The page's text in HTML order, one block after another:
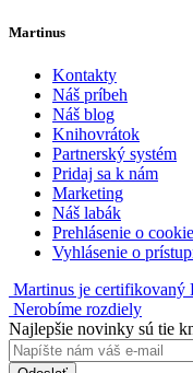
Martinus
Kontakty
Náš príbeh
Náš blog
Knihovrátok
Partnerský systém
Pridaj sa k nám
Marketing
Náš labák
Prehlásenie o
Vyhlásenie o
Martinus je certifikovaný
Nerobíme rozdiely
Najlepšie novinky sú tie